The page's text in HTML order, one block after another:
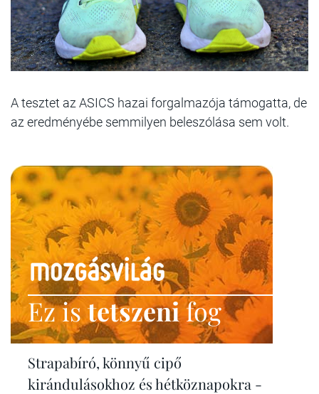
A tesztet az ASICS hazai forgalmazója támogatta, de
az eredményébe semmilyen beleszólása sem volt.
Ez istetszenifog
Strapabíró, könnyű cipő
kirándulásokhoz és hétköznapokra -